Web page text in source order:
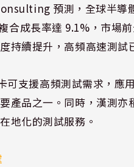
預測，全球半導
合成長率達 9.1%，市場
持續提升，高頻高速測試
可支援高頻測試需求，應
產品之一。同時，漢測
地化的測試服務。